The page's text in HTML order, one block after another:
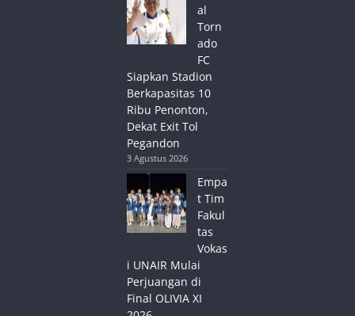
al
Torn
ado
FC
Siapkan Stadion
Berkapasitas 10
Ribu Penonton,
Dekat Exit Tol
Pegandon
3 Agustus 2026
Empa
t Tim
Fakul
tas
Vokas
i UNAIR Mulai
Perjuangan di
Final OLIVIA XI